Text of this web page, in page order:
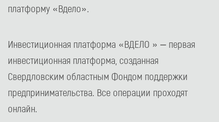
платформу «Вдело».
Инвестиционная платформа «ВДЕЛО » – первая
инвестиционная платформа, созданная
Свердловским областным Фондом поддержки
предпринимательства. Все операции проходят
онлайн.